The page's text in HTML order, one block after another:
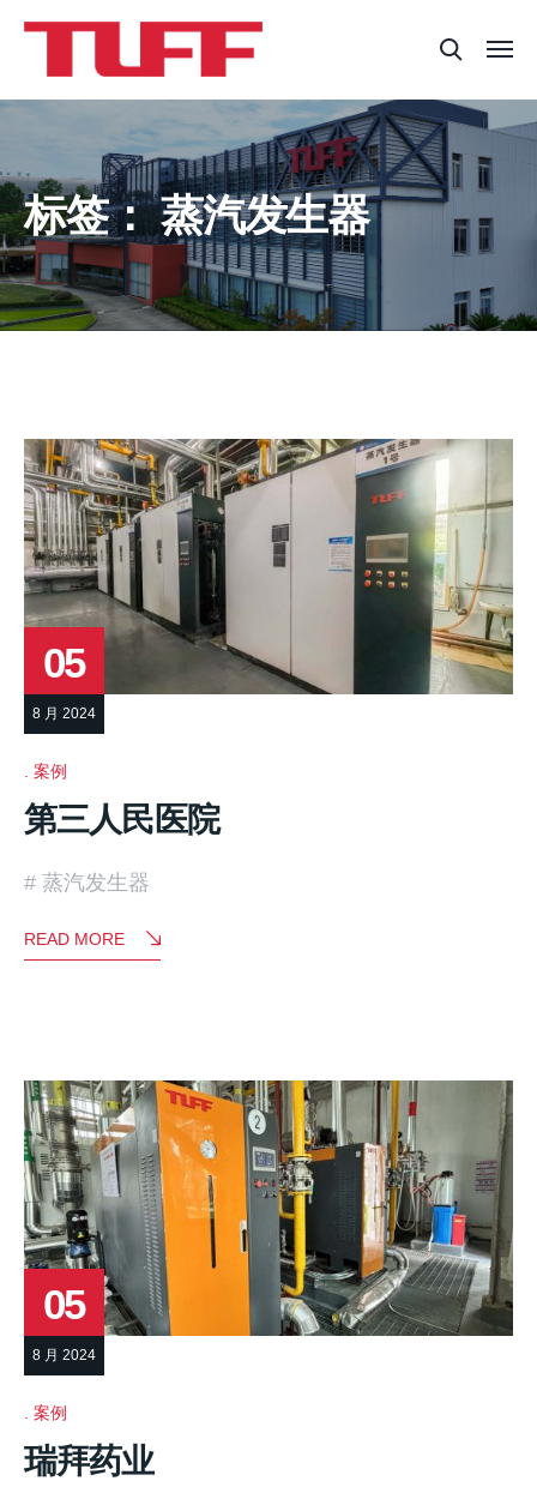
标签：蒸汽发生器
05
8 月 2024
案例
第三人民医院
蒸汽发生器
READ MORE
05
8 月 2024
案例
瑞拜药业